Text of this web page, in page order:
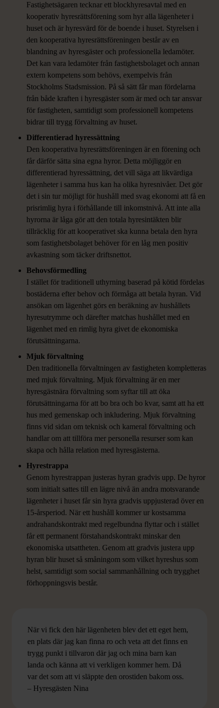
Fastighetsägaren tecknar ett blockhyresavtal med en
kooperativ hyresrättsförening som hyr alla lägenheter i
huset och är hyresvärd för de boende i huset. Styrelsen i
den kooperativa hyresrättsföreningen består av en
blandning av hyresgäster och professionella ledamöter.
Det kan vara ledamöter från fastighetsbolaget och annan
extern kompetens som behövs, exempelvis från
Stockholms Stadsmission. På så sätt får man fördelarna
från både kraften i hyresgäster som är med och tar ansvar
för fastigheten, samtidigt som professionell kompetens
bidrar till trygg förvaltning av huset.
Differentierad hyressättning
Den kooperativa hyresrättsföreningen är en förening och
får därför sätta sina egna hyror. Detta möjliggör en
differentierad hyressättning, det vill säga att likvärdiga
lägenheter i samma hus kan ha olika hyresnivåer. Det gör
det i sin tur möjligt för hushåll med svag ekonomi att få en
prisrimlig hyra i förhållande till inkomstnivå. Att inte alla
hyrorna är låga gör att den totala hyresintäkten blir
tillräcklig för att kooperativet ska kunna betala den hyra
som fastighetsbolaget behöver för en låg men positiv
avkastning som täcker driftsnettot.
Behovsförmedling
I stället för traditionell uthyrning baserad på kötid fördelas
bostäderna efter behov och förmåga att betala hyran. Vid
ansökan om lägenhet görs en beräkning av hushållets
hyresutrymme och därefter matchas hushållet med en
lägenhet med en rimlig hyra givet de ekonomiska
förutsättningarna.
Mjuk förvaltning
Den traditionella förvaltningen av fastigheten kompletteras
med mjuk förvaltning. Mjuk förvaltning är en mer
hyresgästnära förvaltning som syftar till att öka
förutsättningarna för att bo bra och bo kvar, samt att ha ett
hus med gemenskap och inkludering. Mjuk förvaltning
finns vid sidan om teknisk och kameral förvaltning och
handlar om att tillföra mer personella resurser som kan
skapa och hålla relation med hyresgästerna.
Hyrestrappa
Genom hyrestrappan justeras hyran gradvis upp. De hyror
som initialt sattes till en lägre nivå än andra motsvarande
lägenheter i huset får sin hyra gradvis uppjusterad över en
15-årsperiod. När ett hushåll kommer ur kostsamma
andrahandskontrakt med regelbundna flyttar och i stället
får ett permanent förstahandskontrakt minskar den
ekonomiska utsattheten. Genom att gradvis justera upp
hyran blir huset så småningom som vilket hyreshus som
helst, samtidigt som social sammanhållning och trygghet
förhoppningsvis består.
När vi fick den här lägenheten blev det ett eget hem,
en plats där jag kan finna ro och veta att det finns en
trygg punkt i tillvaron där jag och mina barn kan
landa och känna att vi verkligen kommer hem. Då
var det som att vi släppte den orostiden bakom oss.
– Hyresgästen Nina